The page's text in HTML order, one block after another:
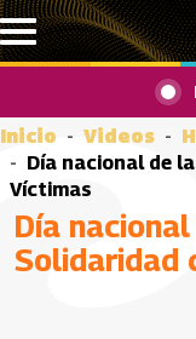
Pasar al contenido
Inicio Videos
Día nacional de
Víctimas
Día
Solidaridad